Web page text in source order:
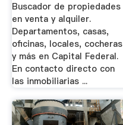
Buscador de propiedades
en venta y alquiler.
Departamentos, casas,
oficinas, locales, cocheras
y más en Capital Federal.
En contacto directo con
las inmobiliarias ...